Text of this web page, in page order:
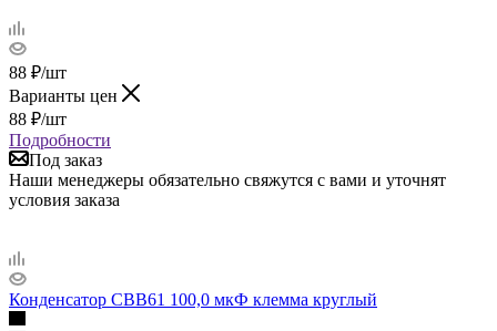
88 ₽/шт
Варианты цен
88 ₽/шт
Подробности
Под заказ
Наши менеджеры обязательно свяжутся с вами и уточнят
условия заказа
Конденсатор СВВ61 100,0 мкФ клемма круглый